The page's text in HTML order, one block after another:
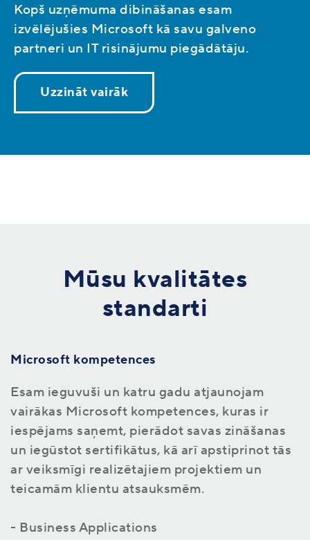
Kopš uzņēmuma dibināšanas esam
izvēlējušies Microsoft kā savu galveno
partneri un IT risinājumu piegādātāju.
Uzzināt vairāk
Mūsu kvalitātes
standarti
Microsoft kompetences
Esam ieguvuši un katru gadu atjaunojam
vairākas Microsoft kompetences, kuras ir
iespējams saņemt, pierādot savas zināšanas
un iegūstot sertifikātus, kā arī apstiprinot tās
ar veiksmīgi realizētajiem projektiem un
teicamām klientu atsauksmēm.
- Business Applications